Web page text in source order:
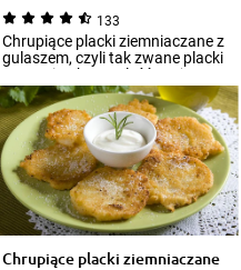
133
Chrupiące placki ziemniaczane z
gulaszem, czyli tak zwane placki
po węgiersku, znaleźć można w
me...
Chrupiące placki ziemniaczane